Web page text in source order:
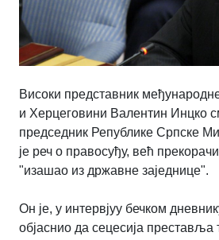
Високи представник
и Херцеговини Валентин Инцко
председник Републике Српске
jе реч о правосуђу, већ
"изашао из државне заjеднице".
Oн jе, у интервjуу бечком
обjаснио да сецесиjа преставља